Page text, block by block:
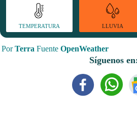
TEMPERATURA LLUVIA
PorTerra Fuente OpenWeather
Síguenos